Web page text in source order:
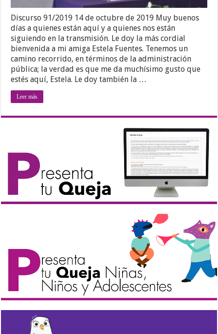
Discurso 91/2019 14 de octubre de 2019 Muy buenos
días a quienes están aquí y a quienes nos están
siguiendo en la transmisión. Le doy la más cordial
bienvenida a mi amiga Estela Fuentes. Tenemos un
camino recorrido, en términos de la administración
pública; la verdad es que me da muchísimo gusto que
estés aquí, Estela. Le doy también la …
Leer más